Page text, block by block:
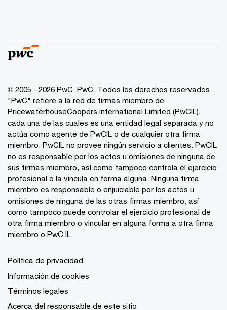
© 2005 - 2026 PwC. PwC. Todos los derechos reservados.
"PwC" refiere a la red de firmas miembro de
PricewaterhouseCoopers International Limited (PwCIL),
cada una de las cuales es una entidad legal separada y no
actúa como agente de PwCIL o de cualquier otra firma
miembro. PwCIL no provee ningún servicio a clientes. PwCIL
no es responsable por los actos u omisiones de ninguna de
sus firmas miembro, así como tampoco controla el ejercicio
profesional o la vincula en forma alguna. Ninguna firma
miembro es responsable o enjuiciable por los actos u
omisiones de ninguna de las otras firmas miembro, así
como tampoco puede controlar el ejercicio profesional de
otra firma miembro o vincular en alguna forma a otra firma
miembro o PwC IL.
Política de privacidad
Información de cookies
Términos legales
Acerca del responsable de este sitio